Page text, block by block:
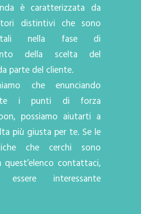
è caratterizzata da
distintivi che sono
nella fase di
della scelta del
parte del cliente.
che enunciando
i punti di forza
possiamo aiutarti a
più giusta per te. Se le
che cerchi sono
quest’elenco contattaci,
essere interessante